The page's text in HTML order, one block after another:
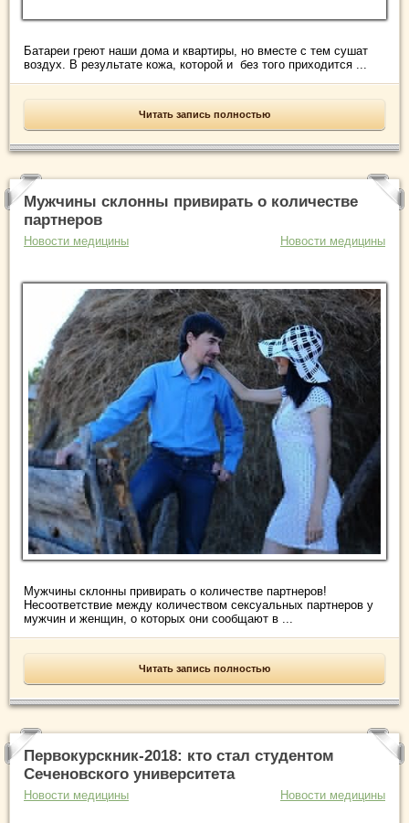
Батареи греют наши дома и квартиры, но вместе с тем сушат
воздух. В результате кожа, которой и без того приходится ...
Читать запись полностью
Мужчины склонны привирать о количестве
партнеров
Новости медицины Новости медицины
Мужчины склонны привирать о количестве партнеров!
Несоответствие между количеством сексуальных партнеров у
мужчин и женщин, о которых они сообщают в ...
Читать запись полностью
Первокурскник-2018: кто стал студентом
Сеченовского университета
Новости медицины Новости медицины